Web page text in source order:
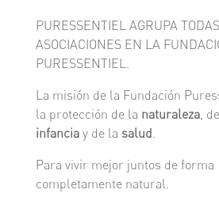
PURESSENTIEL AGRUPA
ASOCIACIONES EN LA
PURESSENTIEL.
La misión de la Fundación
la protección de la naturaleza,
infanciay de la salud.
Para vivir mejor juntos de forma
completamente natural.